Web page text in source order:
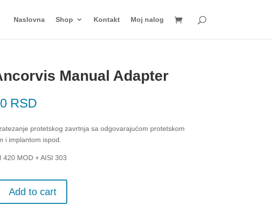
Naslovna Shop Kontakt Moj nalog
Manual Adapter
RSD
protetskog zavrtnja sa odgovarajućom protetskom
i implantom ispod.
420 MOD + AISI 303
Add to cart